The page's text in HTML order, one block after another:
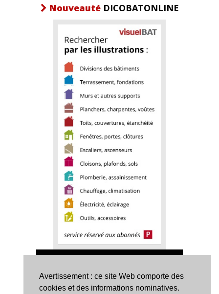
Avertissement : ce site Web comporte des
cookies et des informations nominatives.
Nouveauté DICOBATONLINE